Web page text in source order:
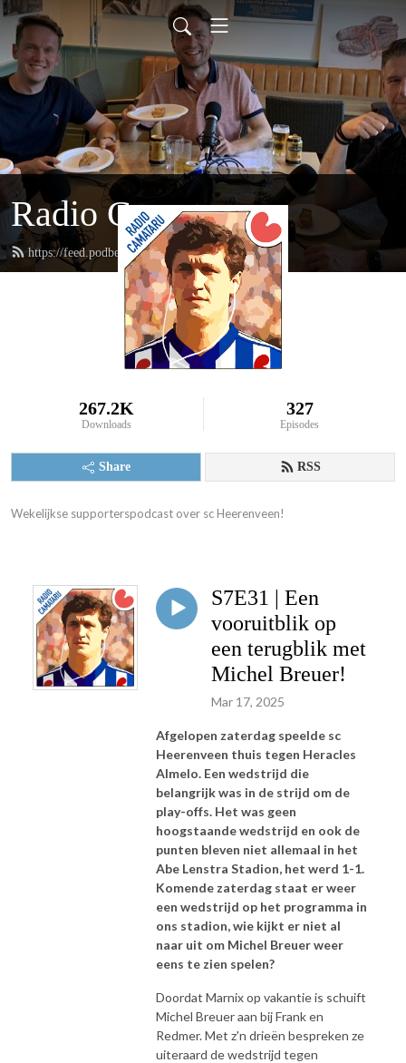
Radio Camataru
https://feed.podbean.com/radiocamataru/feed.xml
267.2K
Downloads
327
Episodes
Share RSS
Wekelijkse supporterspodcast over sc Heerenveen!
S7E31 | Een
vooruitblik op
een terugblik met
Michel Breuer!
Mar 17, 2025
Afgelopen zaterdag speelde sc
Heerenveen thuis tegen Heracles
Almelo. Een wedstrijd die
belangrijk was in de strijd om de
play-offs. Het was geen
hoogstaande wedstrijd en ook de
punten bleven niet allemaal in het
Abe Lenstra Stadion, het werd 1-1.
Komende zaterdag staat er weer
een wedstrijd op het programma in
ons stadion, wie kijkt er niet al
naar uit om Michel Breuer weer
eens te zien spelen?
Doordat Marnix op vakantie is schuift
Michel Breuer aan bij Frank en
Redmer. Met z'n drieën bespreken ze
uiteraard de wedstrijd tegen